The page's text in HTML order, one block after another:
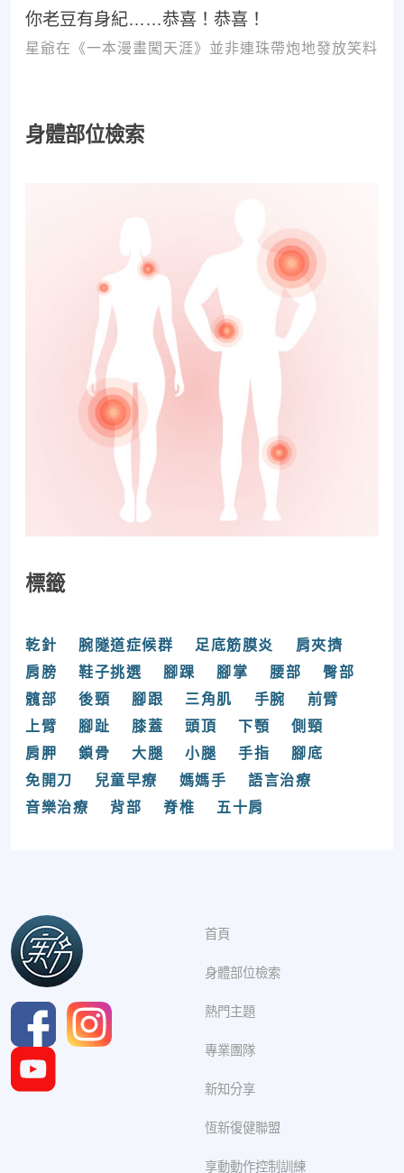
你老豆有身紀……恭喜！恭喜！
星爺在《一本漫畫闖天涯》並非連珠帶炮地發放笑料
身體部位檢索
標籤
乾針 腕隧道症候群 足底筋膜炎
肩夾擠
肩膀
鞋子挑選 腳踝 腳掌 腰部
臀部
髖部
後頸 腳跟 三角肌 手腕
前臂
上臂
腳趾 膝蓋 頭頂 下顎
側頸
肩胛
鎖骨 大腿 小腿 手指
腳底
免開刀
兒童早療 媽媽手
語言治療
音樂治療
背部 脊椎 五十肩
首頁
身體部位檢索
熱門主題
專業團隊
新知分享
恆新復健聯盟
享動動作控制訓練